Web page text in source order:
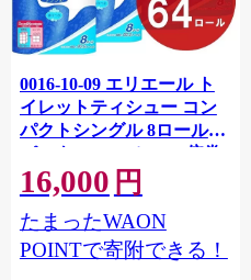
0016-10-09 エリエール ト
イレットティシュー コン
パクトシングル 8ロール×8
パック 64ロール 1.5倍巻
82.5m トイレットペーパー
シングル パルプ100％ 香り
つき 日用品 消耗品 備蓄
16,000 円
たまったWAON
POINTで寄附できる！